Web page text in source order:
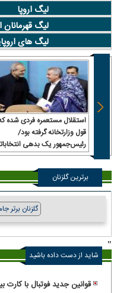
لیگ اروپا
لیگ قهرمانان
لیگ های
استقلال مستعمره فردی شده
قول وزارتخانه گرفته بود/
رئیس‌جمهور یک بدهی
داشت، باشگاه را به او داد!
برترین گلزنان
"
شاید از دست داده باشید
قوانین جدید فوتبال با کارت